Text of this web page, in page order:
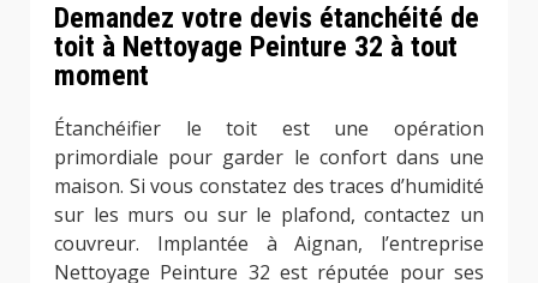
Demandez votre devis étanchéité de
toit à Nettoyage Peinture 32 à tout
moment
Étanchéifier le toit est une opération
primordiale pour garder le confort dans une
maison. Si vous constatez des traces d’humidité
sur les murs ou sur le plafond, contactez un
couvreur. Implantée à Aignan, l’entreprise
Nettoyage Peinture 32 est réputée pour ses